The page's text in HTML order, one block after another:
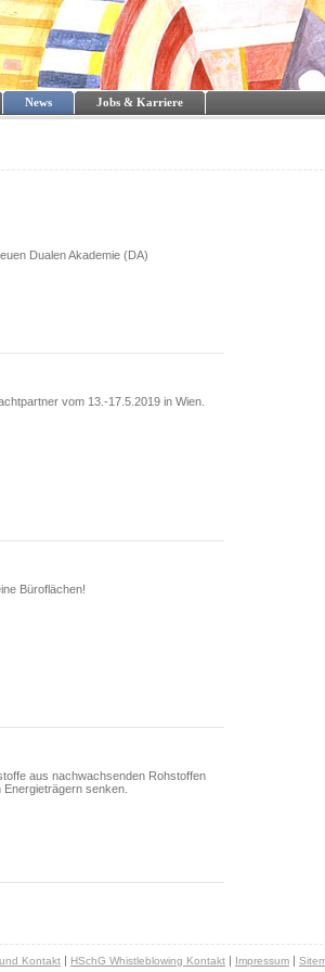
News Jobs & Karriere
Dualen Akademie (DA)
vom 13.-17.5.2019 in Wien.
Büroflächen!
aus nachwachsenden Rohstoffen
senken.
Kontakt | HSchG Whistleblowing Kontakt | Impressum |